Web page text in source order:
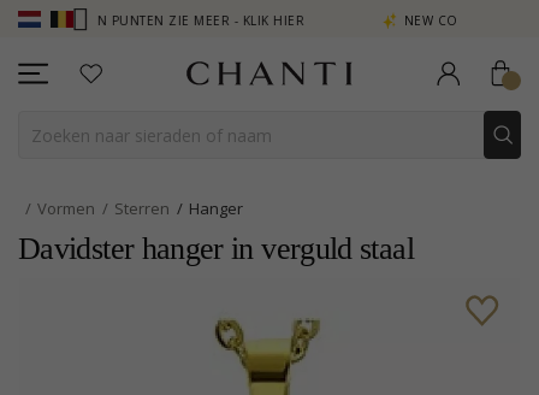
PUNTEN ZIE MEER - KLIK HIER NEW COLLECTION | AURA
Vormen Sterren Hanger
Davidster hanger in verguld staal